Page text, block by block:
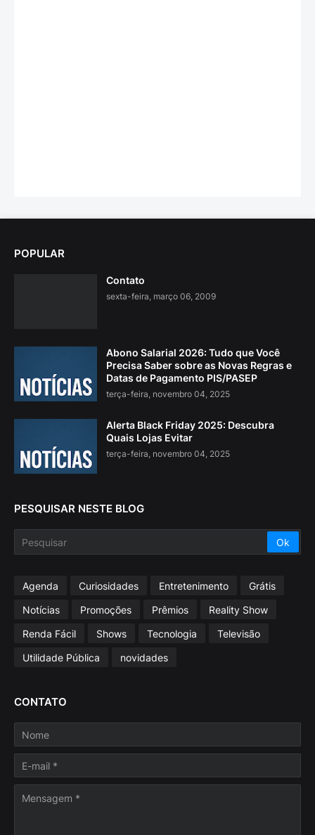
POPULAR
Contato
sexta-feira, março 06, 2009
Abono Salarial 2026: Tudo que Você
Precisa Saber sobre as Novas Regras e
Datas de Pagamento PIS/PASEP
terça-feira, novembro 04, 2025
Alerta Black Friday 2025: Descubra
Quais Lojas Evitar
terça-feira, novembro 04, 2025
PESQUISAR NESTE BLOG
Agenda Curiosidades Entretenimento
Grátis
Notícias
Promoções Prêmios
Reality Show
Renda Fácil
Shows Tecnologia
Televisão
Utilidade Pública
novidades
CONTATO